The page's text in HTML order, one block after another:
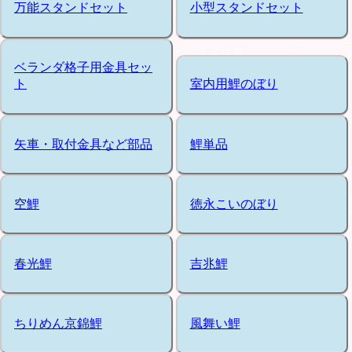
万能スタンドセット 小型スタンドセット
ベランダ格子用金具セッ
ト
室内用鯉のぼり
矢車・取付金具など部品 鯉単品
空鯉 徳永こいのぼり
春光鯉 吉兆鯉
ちりめん京錦鯉 風舞い鯉